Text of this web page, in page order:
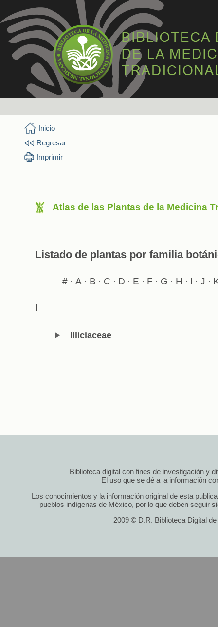
Inicio
Regresar
Imprimir
Atlas de las Plantas de la Medicina
Listado de plantas por familia
#· A· B · C · D · E · F · G · H · I · J ·
I
Illiciaceae
Biblioteca digital con fines de investigación y
El uso que se dé a la información
Los conocimientos y la información original de esta
pueblos indígenas de México, por lo que deben seguir
2009 © D.R. Biblioteca Digital